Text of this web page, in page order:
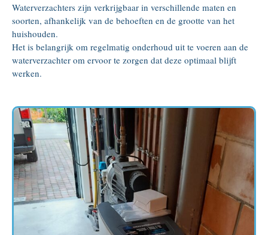
Waterverzachters zijn verkrijgbaar in verschillende maten en
soorten, afhankelijk van de behoeften en de grootte van het
huishouden.
Het is belangrijk om regelmatig onderhoud uit te voeren aan de
waterverzachter om ervoor te zorgen dat deze optimaal blijft
werken.